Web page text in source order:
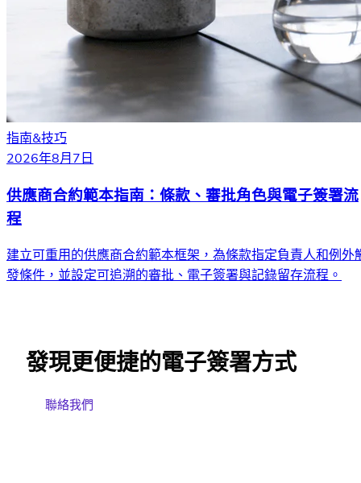
指南&技巧
2026年8月7日
供應商合約範本指南：條款、審批角色與電子簽署流
程
建立可重用的供應商合約範本框架，為條款指定負責人和例外
發條件，並設定可追溯的審批、電子簽署與記錄留存流程。
發現更便捷的電子簽署方式
聯絡我們